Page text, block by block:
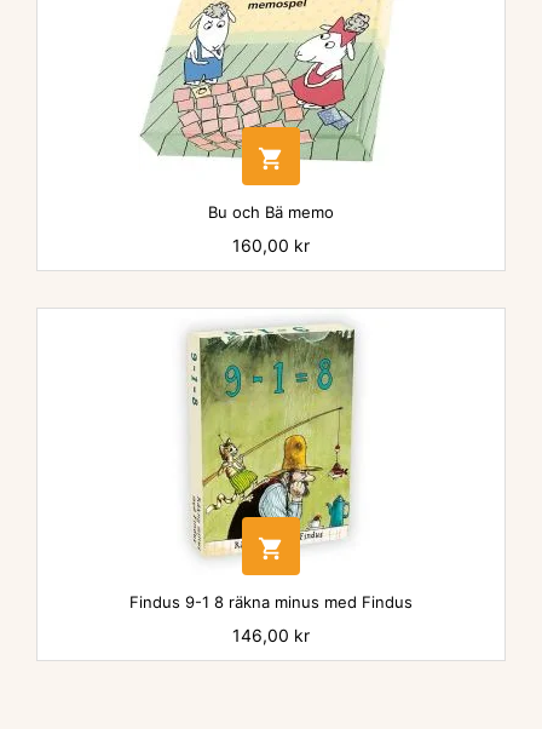

Bu och Bä memo
Pris
160,00 kr

Findus 9-1 8 räkna minus med Findus
Pris
146,00 kr